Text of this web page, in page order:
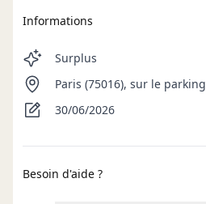
Informations
Surplus
Paris (75016), sur le parking
30/06/2026
Besoin d'aide ?